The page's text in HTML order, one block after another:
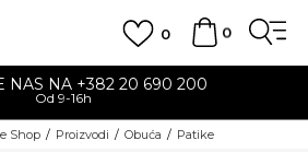
0
0
NAS NA +382 20 690 200
Od 9-16h
Shop Proizvodi Obuća Patike